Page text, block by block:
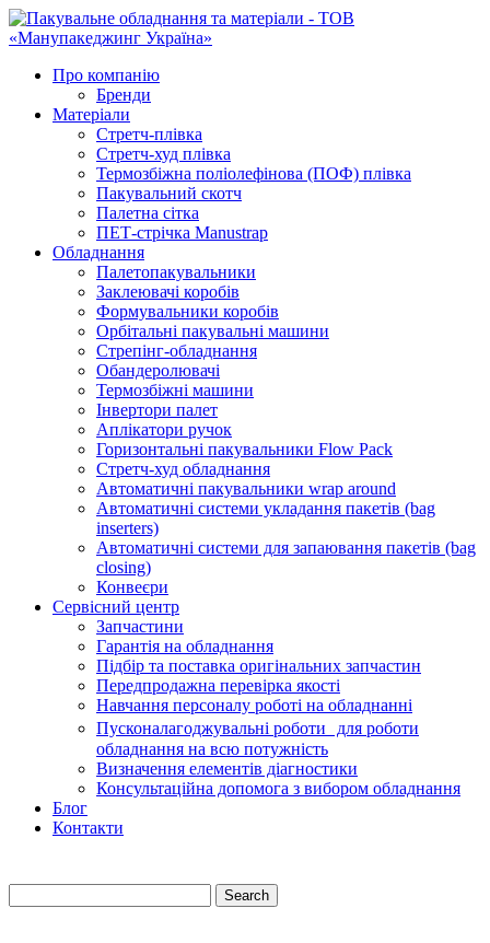
Про компанію
Бренди
Матеріали
Стретч-плівка
Стретч-худ плівка
Термозбіжна поліолефінова (ПОФ) плівка
Пакувальний скотч
Палетна сітка
ПЕТ-стрічка Manustrap
Обладнання
Палетопакувальники
Заклеювачі коробів
Формувальники коробів
Орбітальні пакувальні машини
Стрепінг-обладнання
Обандеролювачі
Термозбіжні машини
Інвертори палет
Аплікатори ручок
Горизонтальні пакувальники Flow Pack
Стретч-худ обладнання
Автоматичні пакувальники wrap around
Автоматичні системи укладання пакетів (bag
inserters)
Автоматичні системи для запаювання пакетів (bag
closing)
Конвеєри
Сервісний центр
Запчастини
Гарантія на обладнання
Підбір та поставка оригінальних запчастин
Передпродажна перевірка якості
Навчання персоналу роботі на обладнанні
Пусконалагоджувальні роботи для роботи
обладнання на всю потужність
Визначення елементів діагностики
Консультаційна допомога з вибором обладнання
Блог
Контакти
Search